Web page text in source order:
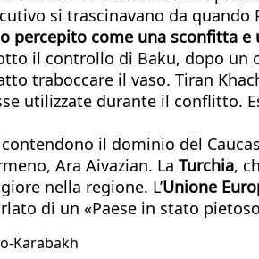
si trascinavano da
percepito come una sconfitta e
il controllo di Baku, dopo
traboccare il vaso. Tiran
utilizzate durante il conflitto.
contendono il dominio del
Ara Aivazian. La Turchia,
nella regione. L’Unione
di un «Paese in stato
Karabakh